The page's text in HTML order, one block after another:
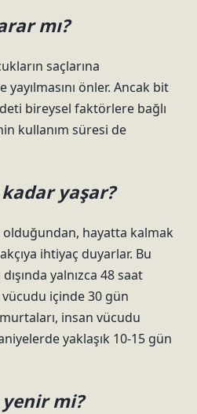
mı?
saçlarına
önler. Ancak bit
bireysel faktörlere bağlı
kullanım süresi de
yaşar?
olduğundan, hayatta kalmak
ihtiyaç duyarlar. Bu
yalnızca 48 saat
içinde 30 gün
insan vücudu
yaklaşık 10-15 gün
mi?